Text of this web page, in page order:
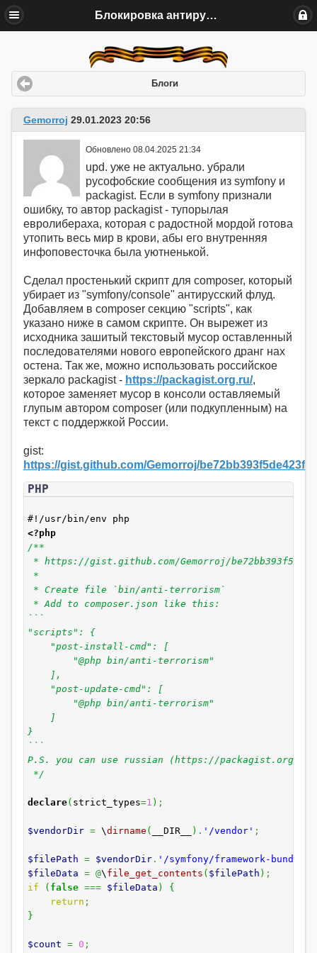
Блокировка антирусских сообщений в symfony/console
Блоги
Gemorroj 29.01.2023 20:56
Обновлено 08.04.2025 21:34
upd. уже не актуально. убрали
русофобские сообщения из symfony и
packagist. Если в symfony признали
ошибку, то автор packagist - тупорылая
евролибераха, которая с радостной мордой готова
утопить весь мир в крови, абы его внутренняя
инфоповесточка была уютненькой.
Сделал простенький скрипт для composer, который
убирает из "symfony/console" антирусский флуд.
Добавляем в composer секцию "scripts", как
указано ниже в самом скрипте. Он вырежет из
исходника зашитый текстовый мусор оставленный
последователями нового европейского дранг нах
остена. Так же, можно использовать российское
зеркало packagist - https://packagist.org.ru/,
которое заменяет мусор в консоли оставляемый
глупым автором composer (или подкупленным) на
текст с поддержкой России.
gist:
https://gist.github.com/Gemorroj/
PHP
#!/usr/bin/env php
<?php
/**
* https://gist.github.com/Gemorroj/
*
* Create file `bin/anti-terrorism`
* Add to composer.json like this:
```
"scripts": {
"post-install-cmd": [
"@php bin/anti-terrorism"
],
"post-update-cmd": [
"@php bin/anti-terrorism"
]
}
```
P.S. you can use russian (https://
*/
declare( strict_types=1 ) ;
$vendorDir = \dirname ( __DIR__ ) . '/vendor' ;
$filePath = $vendorDir . '/symfony/framework-
$fileData = @\ file_get_contents ( $filePath ) ;
if
( false === $fileData )
{
return ;
}
$count = 0 ;